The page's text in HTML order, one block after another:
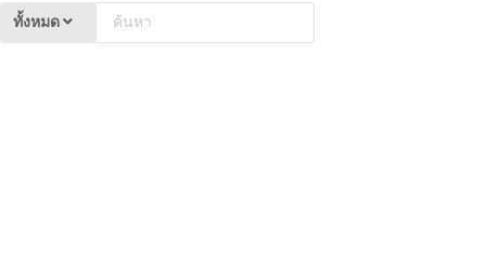
ทั้งหมด